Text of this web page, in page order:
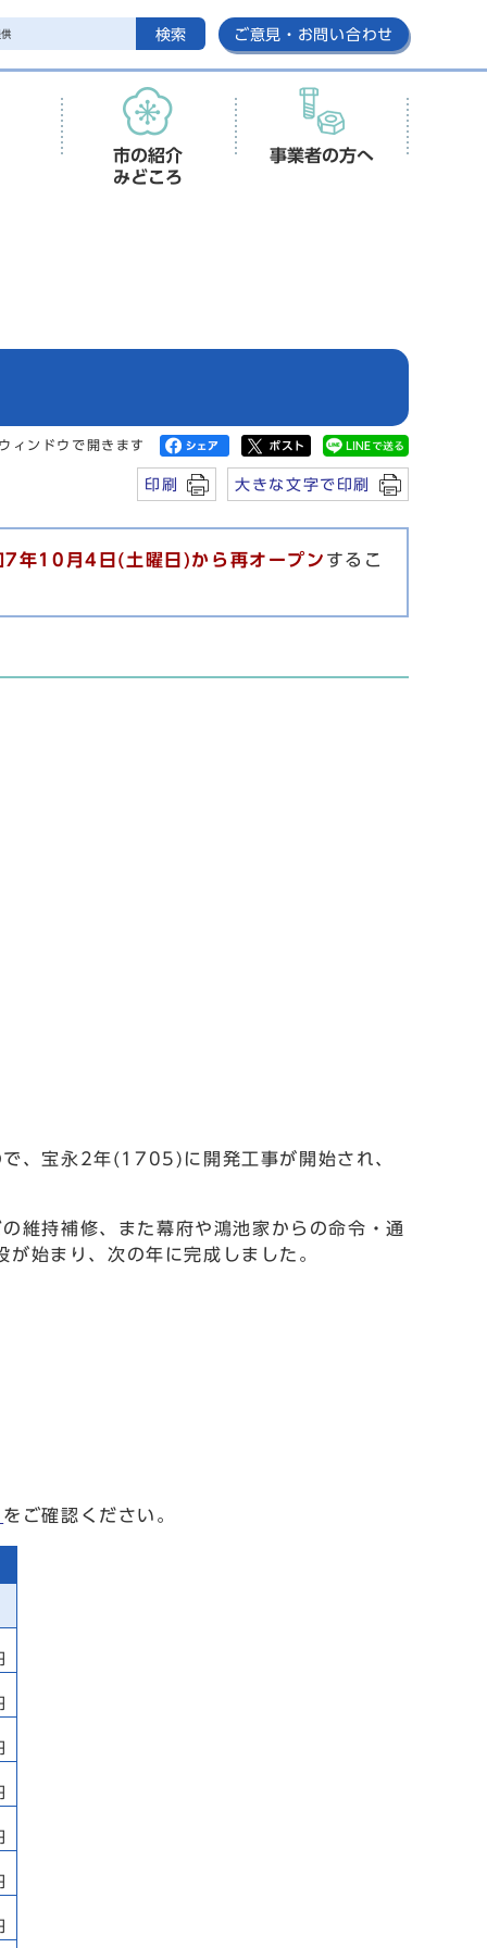
検索 ご意見・お問い合わせ
市の紹介
みどころ
事業者の方へ
ィンドウで開きます
印刷 大きな文字で印刷
7年10月4日(土曜日)から再オープン するこ
、宝永2年(1705)に開発工事が開始され、
維持補修、また幕府や鴻池家からの命令・通
始まり、次の年に完成しました。
をご確認ください。